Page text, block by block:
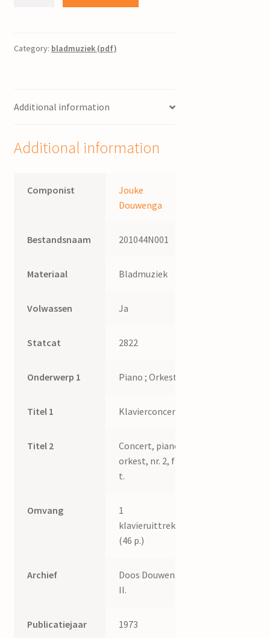
Douwenga
Category: bladmuziek (pdf)
Additional information
Additional information
Componist
Jouke
Douwenga
Bestandsnaam 201044N001
Materiaal Bladmuziek
Volwassen Ja
Statcat 2822
Onderwerp 1 Piano ; Orkest
Titel 1 Klavierconcert II
Titel 2
Concert, piano,
orkest, nr. 2, f kl.
t.
Omvang
1
klavieruittreksel
(46 p.)
Archief
Doos Douwenga
II.
Publicatiejaar 1973